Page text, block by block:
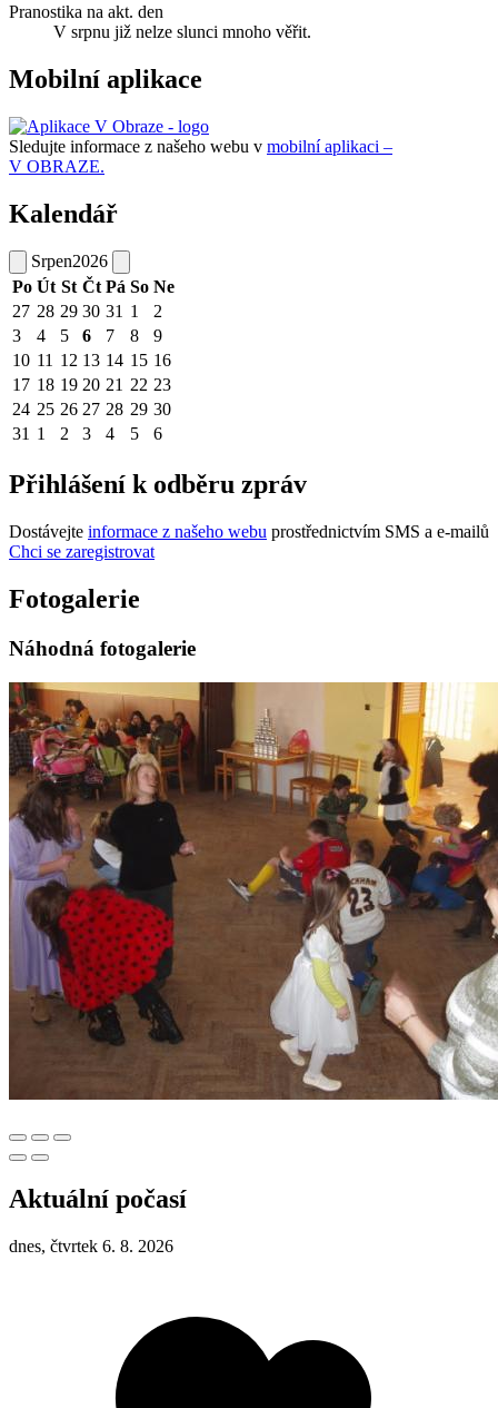
Pranostika na akt. den
V srpnu již nelze slunci mnoho věřit.
Mobilní aplikace
Sledujte informace z našeho webu v mobilní aplikaci –
V OBRAZE.
Kalendář
Srpen2026
Po Út St Čt Pá So Ne
27 28 29 30 31 1
2
3
4 5 6 7 8
9
10 11 12 13 14 15 16
17 18 19 20 21 22 23
24 25 26 27 28 29 30
31 1 2 3 4 5 6
Přihlášení k odběru zpráv
Dostávejte informace z našeho webu prostřednictvím SMS a e-mailů
Chci se zaregistrovat
Fotogalerie
Náhodná fotogalerie
Aktuální počasí
dnes, čtvrtek 6. 8. 2026